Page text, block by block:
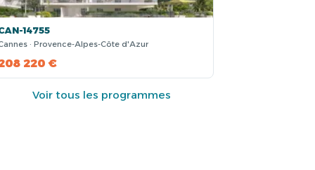
14755
· Provence-Alpes-Côte d'Azur
220 €
Voir tous les programmes